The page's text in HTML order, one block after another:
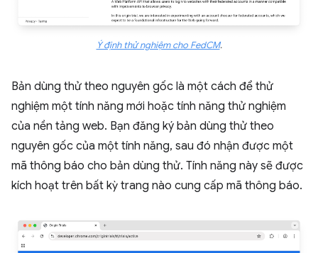
Ý định thử nghiệm cho FedCM.
Bản dùng thử theo nguyên gốc là một cách để thử
nghiệm một tính năng mới hoặc tính năng thử nghiệm
của nền tảng web. Bạn đăng ký bản dùng thử theo
nguyên gốc của một tính năng, sau đó nhận được một
mã thông báo cho bản dùng thử. Tính năng này sẽ được
kích hoạt trên bất kỳ trang nào cung cấp mã thông báo.